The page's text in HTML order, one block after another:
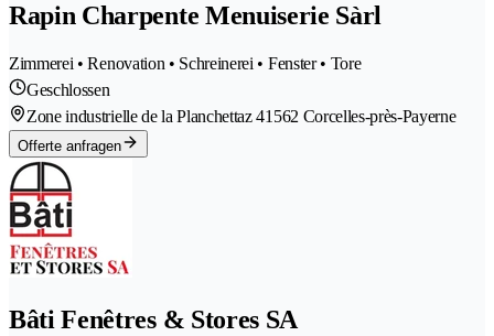
Rapin Charpente Menuiserie Sàrl
Zimmerei • Renovation • Schreinerei • Fenster • Tore
Geschlossen
Zone industrielle de la Planchettaz 41562 Corcelles-près-Payerne
Offerte anfragen
Bâti Fenêtres & Stores SA